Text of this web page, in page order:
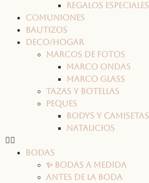
Regalos especiales
Comuniones
Bautizos
Deco/Hogar
Marcos de fotos
Marco ONDAS
Marco GLASS
Tazas y botellas
Peques
Bodys y camisetas
Natalicios
Bodas
✨ Bodas a medida
Antes de la boda